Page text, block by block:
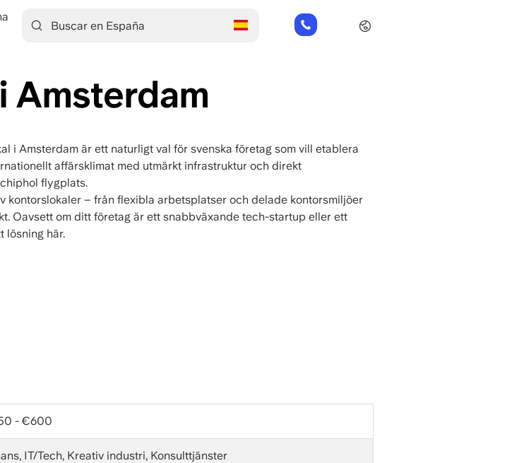
+31
202
Amsterdam
i Amsterdam är ett naturligt val för svenska företag som vill etablera
affärsklimat med utmärkt infrastruktur och direkt
flygplats.
kontorslokaler – från flexibla arbetsplatser och delade kontorsmiljöer
Oavsett om ditt företag är ett snabbväxande tech-startup eller ett
lösning här.
- €600
IT/Tech, Kreativ industri, Konsulttjänster